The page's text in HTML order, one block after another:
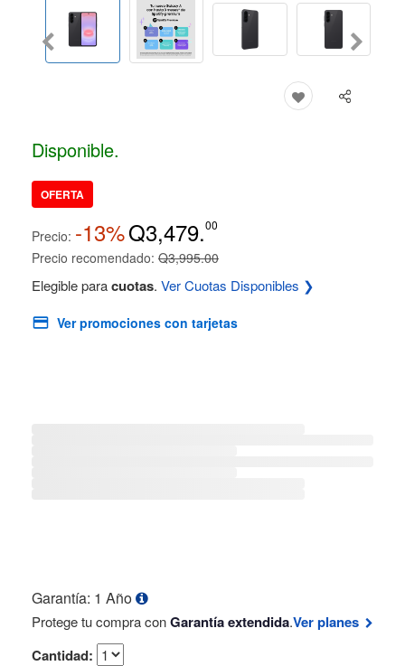
Disponible.
OFERTA
Precio: -13%Q3,479.00
Precio recomendado: Q3,995.00
Elegible paracuotas. Ver Cuotas Disponibles ❯
Ver promociones con tarjetas
Garantía: 1 Año
Protege tu compra conGarantía extendida.Ver planes
Cantidad: